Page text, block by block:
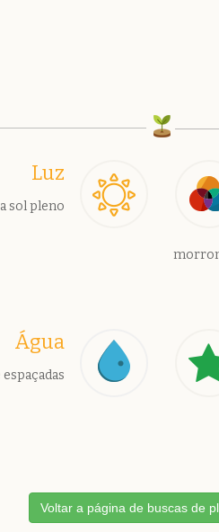
Luz
sol pleno
Água
Voltar a página de buscas de